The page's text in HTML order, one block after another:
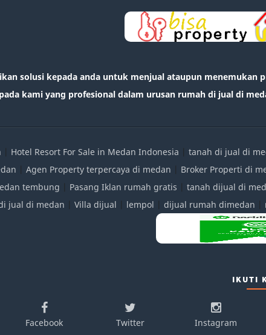
solusi kepada anda untuk menjual ataupun menemukan
kami yang profesional dalam urusan rumah di jual di
Hotel Resort For Sale in Medan Indonesia tanah di jual di
Agen Property terpercaya di medan Broker Properti di
tembung Pasang Iklan rumah gratis tanah dijual di
jual di medan Villa dijual lempol dijual rumah dimedan
IKUTI
Facebook Twitter Instagram